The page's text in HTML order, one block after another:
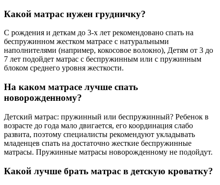
Какой матрас нужен грудничку?
С рождения и деткам до 3-х лет рекомендовано спать на
беспружинном жестком матрасе с натуральными
наполнителями (например, кокосовое волокно), Детям от 3 до
7 лет подойдет матрас с беспружинным или с пружинным
блоком среднего уровня жесткости.
На каком матрасе лучше спать
новорожденному?
Детский матрас: пружинный или беспружинный? Ребенок в
возрасте до года мало двигается, его координация слабо
развита, поэтому специалисты рекомендуют укладывать
младенцев спать на достаточно жесткие беспружинные
матрасы. Пружинные матрасы новорожденному не подойдут.
Какой лучше брать матрас в детскую кроватку?